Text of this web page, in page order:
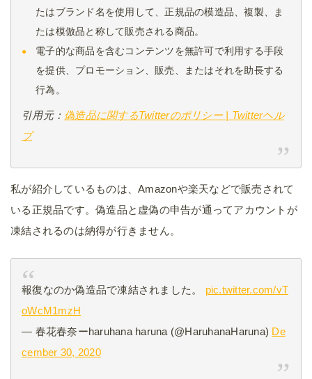
たはブランド名を使用して、正規品の模造品、複製、ま
たは模倣品と称して販売される商品。
電子的な商品を含むコンテンツを無許可で利用する手段
を提供、プロモーション、販売、またはそれを助長する
行為。
引用元： 偽造品に関するTwitterのポリシー | Twitterヘル
プ
私が紹介しているものは、Amazonや楽天などで販売されて
いる正規品です。偽造品と虚偽の申告が通ってアカウントが
凍結されるのは納得が行きません。
報復なのか偽造品で凍結されました。 pic.twitter.com/vT
oWcM1mzH
— 春花春奈ーharuhana haruna (@HaruhanaHaruna) De
cember 30, 2020